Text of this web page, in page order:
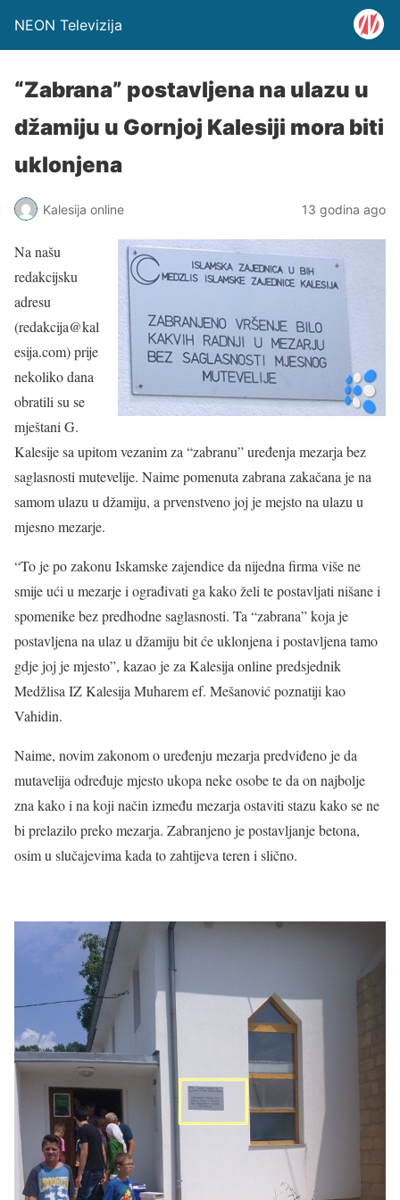
NEON Televizija
“Zabrana” postavljena na ulazu u
džamiju u Gornjoj Kalesiji mora biti
uklonjena
Kalesija online 13 godina ago
Na našu
redakcijsku
adresu
(redakcija@kal
esija.com) prije
nekoliko dana
obratili su se
mještani G.
Kalesije sa upitom vezanim za “zabranu” uređenja mezarja bez
saglasnosti mutevelije. Naime pomenuta zabrana zakačana je na
samom ulazu u džamiju, a prvenstveno joj je mejsto na ulazu u
mjesno mezarje.
“To je po zakonu Iskamske zajendice da nijedna firma više ne
smije ući u mezarje i ograđivati ga kako želi te postavljati nišane i
spomenike bez predhodne saglasnosti. Ta “zabrana” koja je
postavljena na ulaz u džamiju bit će uklonjena i postavljena tamo
gdje joj je mjesto”, kazao je za Kalesija online predsjednik
Medžlisa IZ Kalesija Muharem ef. Mešanović poznatiji kao
Vahidin.
Naime, novim zakonom o uređenju mezarja predviđeno je da
mutavelija određuje mjesto ukopa neke osobe te da on najbolje
zna kako i na koji način između mezarja ostaviti stazu kako se ne
bi prelazilo preko mezarja. Zabranjeno je postavljanje betona,
osim u slučajevima kada to zahtijeva teren i slično.